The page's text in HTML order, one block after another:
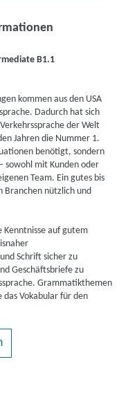
B1.1
kommen aus den USA
Dadurch hat sich
der Welt
Jahren die Nummer 1.
benötigt, sondern
sowohl mit Kunden oder
Team. Ein gutes bis
Branchen nützlich und
Kenntnisse auf gutem
Schrift sicher zu
Geschäftsbriefe zu
Grammatikthemen
Vokabular für den